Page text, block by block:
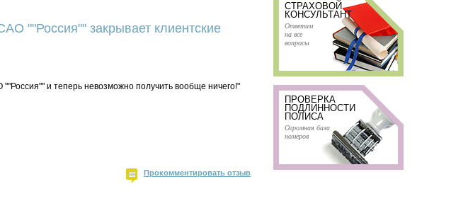
""Россия"" закрывает клиентские
и теперь невозможно получить вообще ничего!"
Прокомментировать отзыв
СТРАХОВОЙ
КОНСУЛЬТАНТ
Ответим
на все
вопросы
ПРОВЕРКА
ПОДЛИННОСТИ
ПОЛИСА
Огромная база
номеров